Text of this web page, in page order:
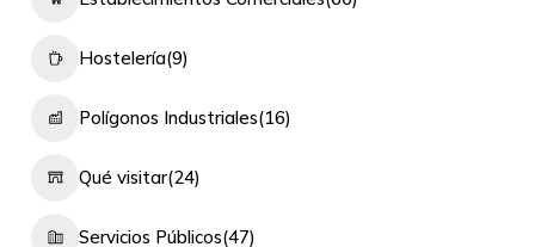
Hostelería(9)
Polígonos Industriales(16)
Qué visitar(24)
Servicios Públicos(47)